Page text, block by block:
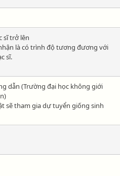
sĩ trở lên
là có trình độ tương đương với
sĩ.
dẫn (Trường đại học không giới
sẽ tham gia dự tuyển giống sinh